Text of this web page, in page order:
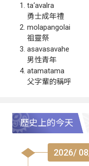
ta‘avalra
勇士成年禮
molapangolai
祖靈祭
asavasavahe
男性青年
atamatama
父字輩的稱呼
歷史上的今天
2026/